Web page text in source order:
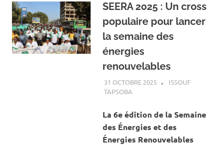
SEERA 2025 : Un cross
populaire pour lancer
la semaine des
énergies
renouvelables
31 OCTOBRE 2025
ISSOUF
TAPSOBA
La 6e édition de la Semaine
des Énergies et des
Énergies Renouvelables